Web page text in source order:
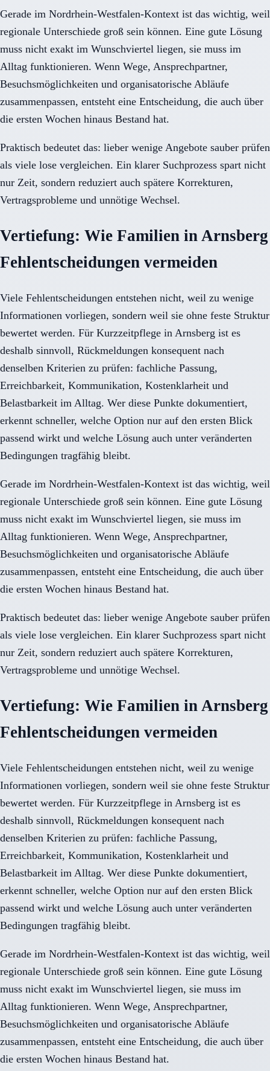
Gerade im Nordrhein-Westfalen-Kontext ist das wichtig, weil
regionale Unterschiede groß sein können. Eine gute Lösung
muss nicht exakt im Wunschviertel liegen, sie muss im
Alltag funktionieren. Wenn Wege, Ansprechpartner,
Besuchsmöglichkeiten und organisatorische Abläufe
zusammenpassen, entsteht eine Entscheidung, die auch über
die ersten Wochen hinaus Bestand hat.
Praktisch bedeutet das: lieber wenige Angebote sauber prüfen
als viele lose vergleichen. Ein klarer Suchprozess spart nicht
nur Zeit, sondern reduziert auch spätere Korrekturen,
Vertragsprobleme und unnötige Wechsel.
Vertiefung: Wie Familien in Arnsberg
Fehlentscheidungen vermeiden
Viele Fehlentscheidungen entstehen nicht, weil zu wenige
Informationen vorliegen, sondern weil sie ohne feste Struktur
bewertet werden. Für Kurzzeitpflege in Arnsberg ist es
deshalb sinnvoll, Rückmeldungen konsequent nach
denselben Kriterien zu prüfen: fachliche Passung,
Erreichbarkeit, Kommunikation, Kostenklarheit und
Belastbarkeit im Alltag. Wer diese Punkte dokumentiert,
erkennt schneller, welche Option nur auf den ersten Blick
passend wirkt und welche Lösung auch unter veränderten
Bedingungen tragfähig bleibt.
Gerade im Nordrhein-Westfalen-Kontext ist das wichtig, weil
regionale Unterschiede groß sein können. Eine gute Lösung
muss nicht exakt im Wunschviertel liegen, sie muss im
Alltag funktionieren. Wenn Wege, Ansprechpartner,
Besuchsmöglichkeiten und organisatorische Abläufe
zusammenpassen, entsteht eine Entscheidung, die auch über
die ersten Wochen hinaus Bestand hat.
Praktisch bedeutet das: lieber wenige Angebote sauber prüfen
als viele lose vergleichen. Ein klarer Suchprozess spart nicht
nur Zeit, sondern reduziert auch spätere Korrekturen,
Vertragsprobleme und unnötige Wechsel.
Vertiefung: Wie Familien in Arnsberg
Fehlentscheidungen vermeiden
Viele Fehlentscheidungen entstehen nicht, weil zu wenige
Informationen vorliegen, sondern weil sie ohne feste Struktur
bewertet werden. Für Kurzzeitpflege in Arnsberg ist es
deshalb sinnvoll, Rückmeldungen konsequent nach
denselben Kriterien zu prüfen: fachliche Passung,
Erreichbarkeit, Kommunikation, Kostenklarheit und
Belastbarkeit im Alltag. Wer diese Punkte dokumentiert,
erkennt schneller, welche Option nur auf den ersten Blick
passend wirkt und welche Lösung auch unter veränderten
Bedingungen tragfähig bleibt.
Gerade im Nordrhein-Westfalen-Kontext ist das wichtig, weil
regionale Unterschiede groß sein können. Eine gute Lösung
muss nicht exakt im Wunschviertel liegen, sie muss im
Alltag funktionieren. Wenn Wege, Ansprechpartner,
Besuchsmöglichkeiten und organisatorische Abläufe
zusammenpassen, entsteht eine Entscheidung, die auch über
die ersten Wochen hinaus Bestand hat.